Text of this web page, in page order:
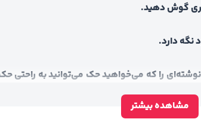
گوش دهید.
نگه دارد.
نوشته‌ای را که می‌خواهید حک می‌توانید به راحتی
مشاهده بیشتر